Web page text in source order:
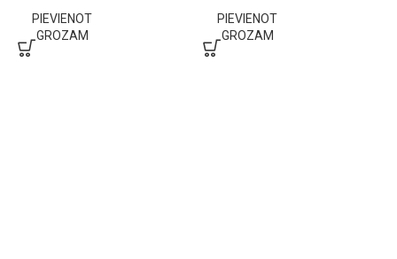
PIEVIENOT
GROZAM
PIEVIENOT
GROZAM